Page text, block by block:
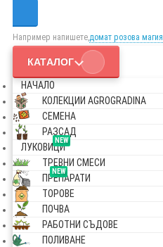
Например напишете,домат розова магия
КАТАЛОГ
НАЧАЛО
КОЛЕКЦИИ AGROGRADINA
СЕМЕНА
РАЗСАД
NEW
ЛУКОВИЦИ
ТРЕВНИ СМЕСИ
NEW
ПРЕПАРАТИ
ТОРОВЕ
ПОЧВА
РАБОТНИ СЪДОВЕ
ПОЛИВАНЕ